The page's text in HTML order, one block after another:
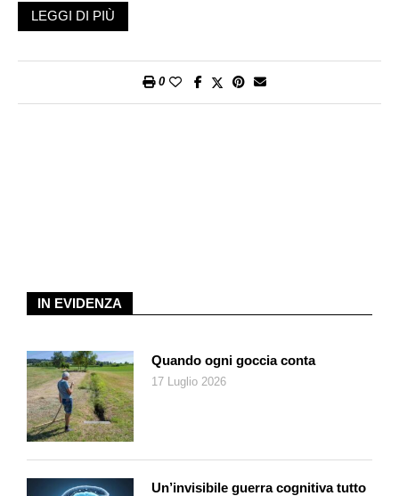
una tortiera pennellata di olio e guarnitela con le listarelle di
salame rimaste. Scaldate il forno a 170° e cuocete la frittata
15 minuti. Servite subito guarnendo con le foglie di menta
LEGGI DI PIÙ
0
IN EVIDENZA
Quando ogni goccia conta
17 Luglio 2026
Un’invisibile guerra cognitiva tutto